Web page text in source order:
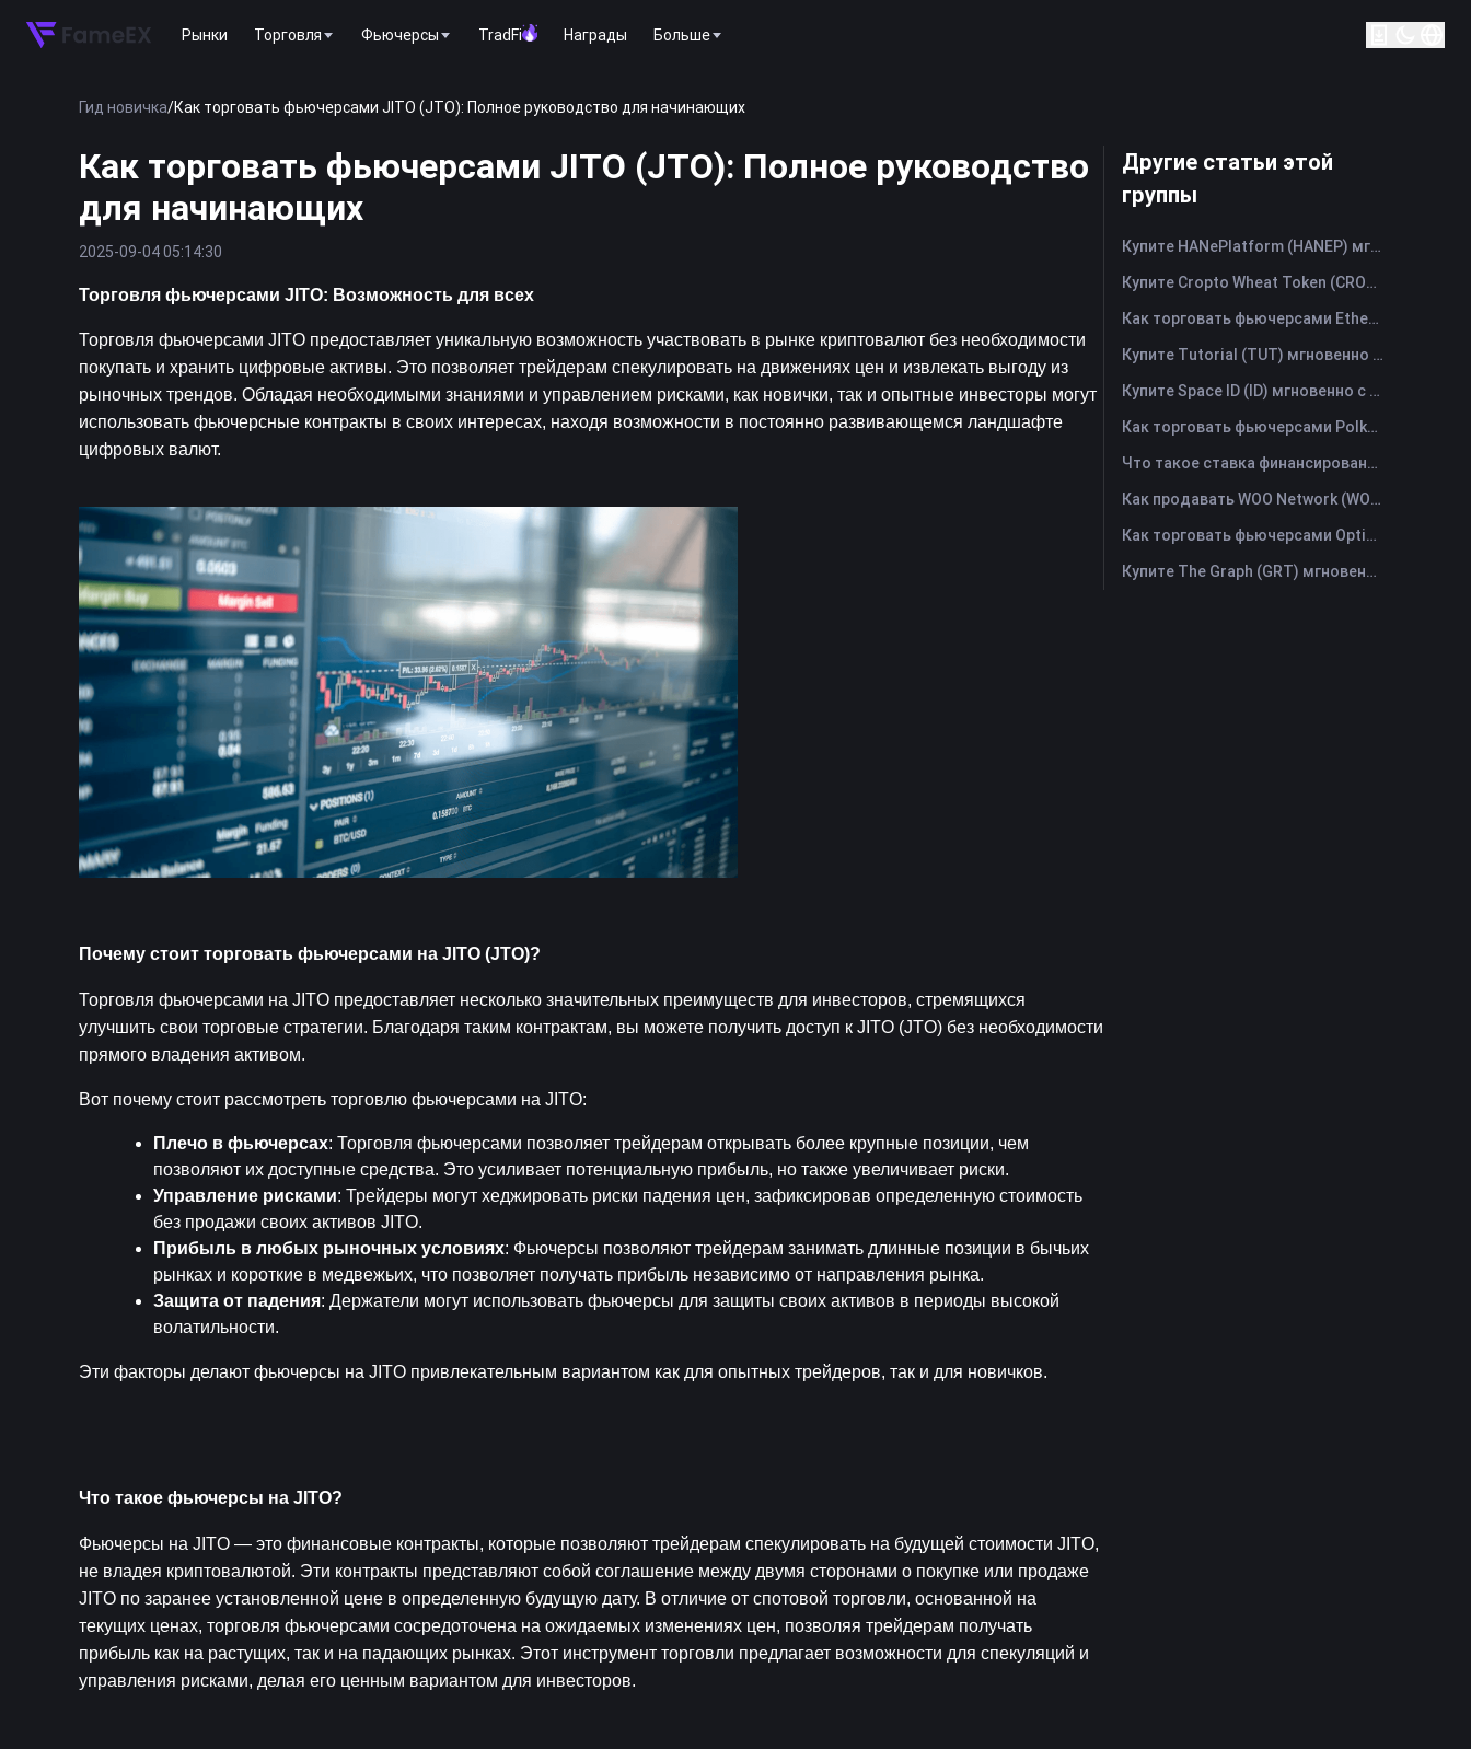
Рынки Торговля Фьючерсы TradFi Награды Больше
Гид новичка/Как торговать фьючерсами JITO (JTO): Полное руководство для начинающих
Как торговать фьючерсами JITO (JTO): Полное руководство
для начинающих
2025-09-04 05:14:30
Торговля фьючерсами JITO: Возможность для всех
Торговля фьючерсами JITO предоставляет уникальную возможность участвовать в рынке криптовалют без необходимости
покупать и хранить цифровые активы. Это позволяет трейдерам спекулировать на движениях цен и извлекать выгоду из
рыночных трендов. Обладая необходимыми знаниями и управлением рисками, как новички, так и опытные инвесторы могут
использовать фьючерсные контракты в своих интересах, находя возможности в постоянно развивающемся ландшафте
цифровых валют.
Почему стоит торговать фьючерсами на JITO (JTO)?
Торговля фьючерсами на JITO предоставляет несколько значительных преимуществ для инвесторов, стремящихся
улучшить свои торговые стратегии. Благодаря таким контрактам, вы можете получить доступ к JITO (JTO) без необходимости
прямого владения активом.
Вот почему стоит рассмотреть торговлю фьючерсами на JITO:
Плечо в фьючерсах: Торговля фьючерсами позволяет трейдерам открывать более крупные позиции, чем
позволяют их доступные средства. Это усиливает потенциальную прибыль, но также увеличивает риски.
Управление рисками: Трейдеры могут хеджировать риски падения цен, зафиксировав определенную стоимость
без продажи своих активов JITO.
Прибыль в любых рыночных условиях: Фьючерсы позволяют трейдерам занимать длинные позиции в бычьих
рынках и короткие в медвежьих, что позволяет получать прибыль независимо от направления рынка.
Защита от падения: Держатели могут использовать фьючерсы для защиты своих активов в периоды высокой
волатильности.
Эти факторы делают фьючерсы на JITO привлекательным вариантом как для опытных трейдеров, так и для новичков.
Что такое фьючерсы на JITO?
Фьючерсы на JITO — это финансовые контракты, которые позволяют трейдерам спекулировать на будущей стоимости JITO,
не владея криптовалютой. Эти контракты представляют собой соглашение между двумя сторонами о покупке или продаже
JITO по заранее установленной цене в определенную будущую дату. В отличие от спотовой торговли, основанной на
текущих ценах, торговля фьючерсами сосредоточена на ожидаемых изменениях цен, позволяя трейдерам получать
прибыль как на растущих, так и на падающих рынках. Этот инструмент торговли предлагает возможности для спекуляций и
управления рисками, делая его ценным вариантом для инвесторов.
Другие статьи этой
группы
Купите HANePlatform (HANEP) мгновенно с помощью кредитной или дебетовой карты
Купите Cropto Wheat Token (CROW) мгновенно с помощью кредитной или дебетовой карты
Как торговать фьючерсами Ethena (ENA): Полное руководство для начинающих
Купите Tutorial (TUT) мгновенно с помощью кредитной или дебетовой карты
Купите Space ID (ID) мгновенно с помощью кредитной или дебетовой карты
Как торговать фьючерсами Polkadot (DOT): Полное руководство для начинающих
Что такое ставка финансирования? Понимание рыночных сигналов и распространённых злоупотреблений
Как продавать WOO Network (WOO)? | FameEX
Как торговать фьючерсами Optimism (OP): Полное руководство для начинающих
Купите The Graph (GRT) мгновенно с помощью кредитной или дебетовой карты